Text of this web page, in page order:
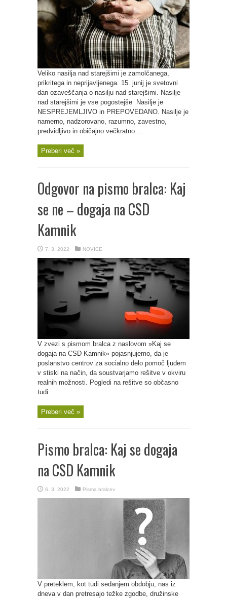
Veliko nasilja nad starejšimi je zamolčanega,
prikritega in neprijavljenega. 15. junij je svetovni
dan ozaveščanja o nasilju nad starejšimi. Nasilje
nad starejšimi je vse pogostejše Nasilje je
NESPREJEMLJIVO in PREPOVEDANO. Nasilje je
namerno, nadzorovano, razumno, zavestno,
predvidljivo in običajno večkratno ...
Preberi več »
Odgovor na pismo bralca: Kaj
se ne – dogaja na CSD
Kamnik
7. 3. 2022 NOVICE
V zvezi s pismom bralca z naslovom »Kaj se
dogaja na CSD Kamnik« pojasnjujemo, da je
poslanstvo centrov za socialno delo pomoč ljudem
v stiski na način, da soustvarjamo rešitve v okviru
realnih možnosti. Pogledi na rešitve so občasno
tudi ...
Preberi več »
Pismo bralca: Kaj se dogaja
na CSD Kamnik
6. 3. 2022 Pisma bralcev
V preteklem, kot tudi sedanjem obdobju, nas iz
dneva v dan pretresajo težke zgodbe, družinske